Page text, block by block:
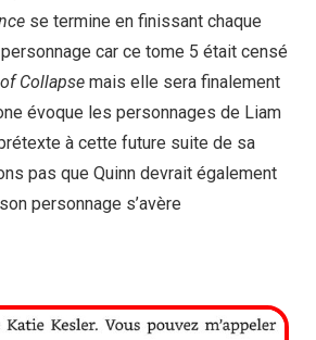
se termine en finissant chaque
car ce tome 5 était censé
Collapse mais elle sera finalement
évoque les personnages de Liam
à cette future suite de sa
pas que Quinn devrait également
personnage s’avère